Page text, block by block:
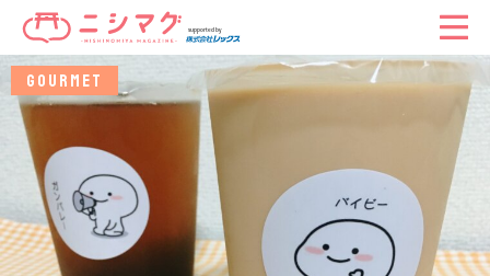
GOURMET